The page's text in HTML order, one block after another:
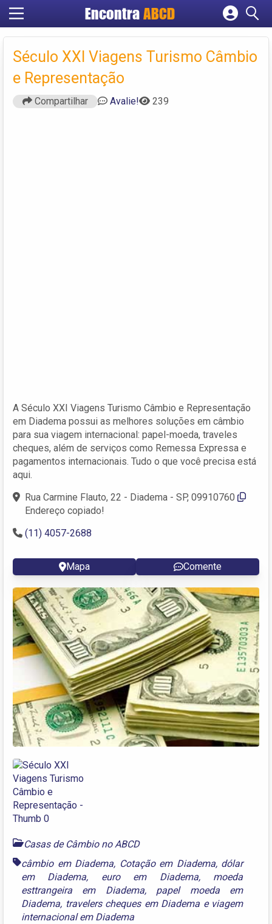
EncontraABCD
Cadastrar empresa
Criar conta
Século XXI Viagens Turismo Câmbio
e Representação
Compartilhar Avalie! 239
A Século XXI Viagens Turismo Câmbio e Representação
em Diadema possui as melhores soluções em câmbio
para sua viagem internacional: papel-moeda, traveles
cheques, além de serviços como Remessa Expressa e
pagamentos internacionais. Tudo o que você precisa está
aqui.
Rua Carmine Flauto, 22 - Diadema - SP, 09910760
Endereço copiado!
(11) 4057-2688
Mapa Comente
Casas de Câmbio no ABCD
câmbio em Diadema, Cotação em Diadema, dólar
em Diadema, euro em Diadema, moeda
esttrangeira em Diadema, papel moeda em
Diadema, travelers cheques em Diadema e viagem
internacional em Diadema